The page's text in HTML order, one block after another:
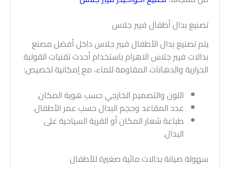
تصنيع بدال أطفال فيبر جلاس
يتم تصنيع بدال الأطفال فيبر جلاس داخل أفضل مصنع
بدالات فيبر جلاس الاهرام باستخدام أحدث تقنيات القولبة
الحرارية والدهانات المقاومة للماء، مع إمكانية تخصيص:
اللون والتصميم الخارجي حسب هوية المكان.
عدد المقاعد وحجم البدال حسب عمر الأطفال.
طباعة شعار المكان أو القرية السياحية على
البدال.
سهولة صيانة بدالات مائية صغيرة للأطفال